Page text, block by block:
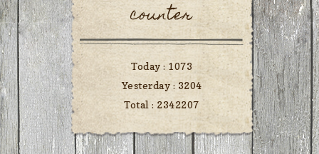
counter
Today : 1073
Yesterday : 3204
Total : 2342207